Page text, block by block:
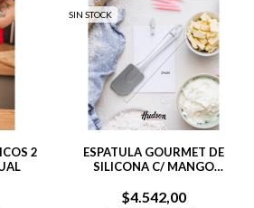
2
SIN STOCK
ESPATULA GOURMET DE
SILICONA C/ MANGO
$4.542,00